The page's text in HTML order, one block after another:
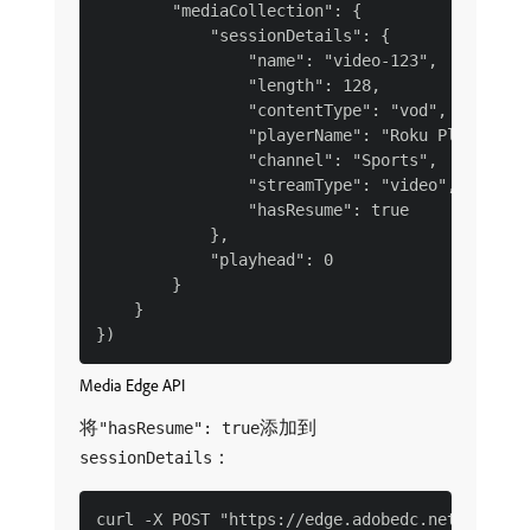
        "mediaCollection": {
            "sessionDetails": {
                "name": "video-123",
                "length": 128,
                "contentType": "vod",
                "playerName": "Roku Player",
                "channel": "Sports",
                "streamType": "video",
                "hasResume": true
            },
            "playhead": 0
        }
    }
Media Edge API
将"hasResume": true添加到
sessionDetails ：
curl -X POST "https://edge.adobedc.net/ee/